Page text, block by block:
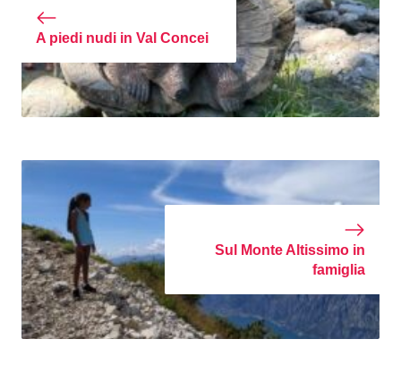
A piedi nudi in Val Concei
Sul Monte Altissimo in
famiglia